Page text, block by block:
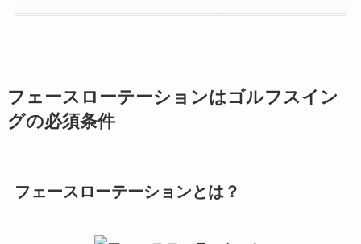
フェースローテーションはゴルフスイン
グの必須条件
フェースローテーションとは？